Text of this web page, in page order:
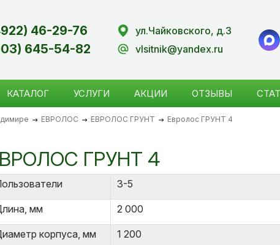
46-29-76
645-54-82
ул.Чайковского, д.3
vlsitnik@yandex.ru
КАТАЛОГ УСЛУГИ АКЦИИ ОТЗЫВЫ
ЕВРОЛОС ЕВРОЛОС ГРУНТ Евролос ГРУНТ 4
ГРУНТ 4
3-5
мм 2 000
корпуса, мм 1 200